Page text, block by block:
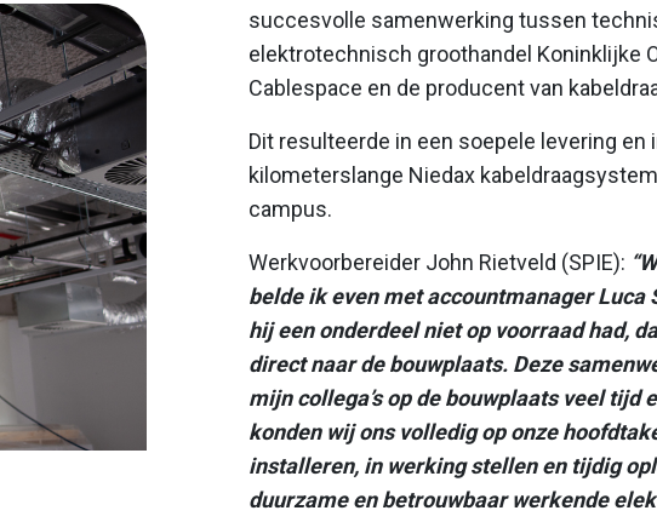
succesvolle samenwerking tussen
elektrotechnisch groothandel Koninklijke
Cablespace en de producent van
Dit resulteerde in een soepele levering en
kilometerslange Niedax
campus.
Werkvoorbereider John Rietveld (SPIE):
belde ik even met accountmanager Luca
hij een onderdeel niet op voorraad had,
direct naar de bouwplaats. Deze
mijn collega’s op de bouwplaats veel tijd
konden wij ons volledig op onze
installeren, in werking stellen en tijdig
duurzame en betrouwbaar werkende